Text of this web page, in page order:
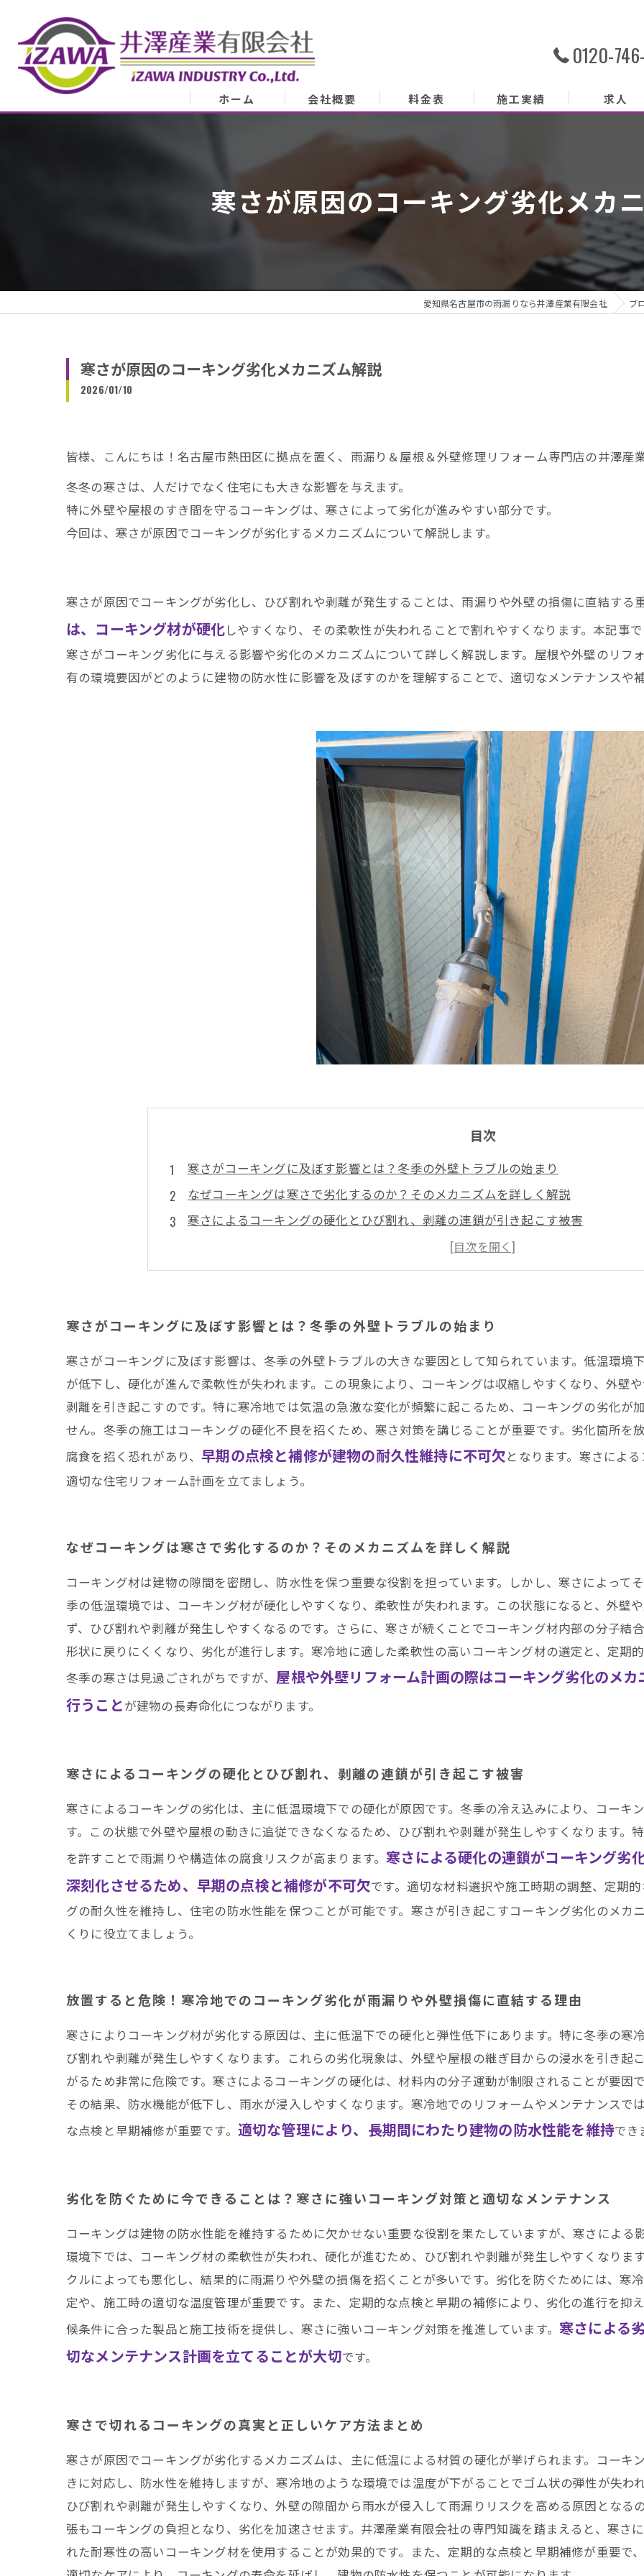
0120-
ホーム 会社概要
会社概要
代表あいさつ
アクセス
料金表 施工実績 求人
寒さが原因のコーキング劣化メカ
愛知県名古屋市の雨漏りなら井澤産業有限会社 ブ
寒さが原因のコーキング劣化メカニズム解説
2026/01/10
皆様、こんにちは！名古屋市熱田区に拠点を置く、雨漏り＆屋根＆外壁修理リフォーム専門店の井澤産
冬冬の寒さは、人だけでなく住宅にも大きな影響を与えます。
特に外壁や屋根のすき間を守るコーキングは、寒さによって劣化が進みやすい部分です。
今回は、寒さが原因でコーキングが劣化するメカニズムについて解説します。
寒さが原因でコーキングが劣化し、ひび割れや剥離が発生することは、雨漏りや外壁の損傷に直結する
は、コーキング材が硬化しやすくなり、その柔軟性が失われることで割れやすくなります。本記事
寒さがコーキング劣化に与える影響や劣化のメカニズムについて詳しく解説します。屋根や外壁のリフ
有の環境要因がどのように建物の防水性に影響を及ぼすのかを理解することで、適切なメンテナンスや
目次
寒さがコーキングに及ぼす影響とは？冬季の外壁トラブルの始まり
なぜコーキングは寒さで劣化するのか？そのメカニズムを詳しく解説
寒さによるコーキングの硬化とひび割れ、剥離の連鎖が引き起こす被害
放置すると危険！寒冷地でのコーキング劣化が雨漏りや外壁損傷に直結する理由
劣化を防ぐために今できることは？寒さに強いコーキング対策と適切なメンテナ
まとめ
寒さがコーキングに及ぼす影響とは？冬季の外壁トラブルの始まり
寒さがコーキングに及ぼす影響は、冬季の外壁トラブルの大きな要因として知られています。低温環境
が低下し、硬化が進んで柔軟性が失われます。この現象により、コーキングは収縮しやすくなり、外壁
剥離を引き起こすのです。特に寒冷地では気温の急激な変化が頻繁に起こるため、コーキングの劣化が
せん。冬季の施工はコーキングの硬化不良を招くため、寒さ対策を講じることが重要です。劣化箇所を
腐食を招く恐れがあり、早期の点検と補修が建物の耐久性維持に不可欠となります。寒さによ
適切な住宅リフォーム計画を立てましょう。
なぜコーキングは寒さで劣化するのか？そのメカニズムを詳しく解説
コーキング材は建物の隙間を密閉し、防水性を保つ重要な役割を担っています。しかし、寒さによって
季の低温環境では、コーキング材が硬化しやすくなり、柔軟性が失われます。この状態になると、外壁
ず、ひび割れや剥離が発生しやすくなるのです。さらに、寒さが続くことでコーキング材内部の分子結
形状に戻りにくくなり、劣化が進行します。寒冷地に適した柔軟性の高いコーキング材の選定と、定期
冬季の寒さは見過ごされがちですが、 屋根や外壁リフォーム計画の際はコーキング劣化のメ
行うことが建物の長寿命化につながります。
寒さによるコーキングの硬化とひび割れ、剥離の連鎖が引き起こす被害
寒さによるコーキングの劣化は、主に低温環境下での硬化が原因です。冬季の冷え込みにより、コーキ
す。この状態で外壁や屋根の動きに追従できなくなるため、ひび割れや剥離が発生しやすくなります。
を許すことで雨漏りや構造体の腐食リスクが高まります。寒さによる硬化の連鎖がコーキング劣
深刻化させるため、早期の点検と補修が不可欠です。適切な材料選択や施工時期の調整、定期
グの耐久性を維持し、住宅の防水性能を保つことが可能です。寒さが引き起こすコーキング劣化のメカ
くりに役立てましょう。
放置すると危険！寒冷地でのコーキング劣化が雨漏りや外壁損傷に直結する理由
寒さによりコーキング材が劣化する原因は、主に低温下での硬化と弾性低下にあります。特に冬季の寒
び割れや剥離が発生しやすくなります。これらの劣化現象は、外壁や屋根の継ぎ目からの浸水を引き起
がるため非常に危険です。寒さによるコーキングの硬化は、材料内の分子運動が制限されることが要因
その結果、防水機能が低下し、雨水が浸入しやすくなります。寒冷地でのリフォームやメンテナンスで
な点検と早期補修が重要です。 適切な管理により、長期間にわたり建物の防水性能を維持でき
劣化を防ぐために今できることは？寒さに強いコーキング対策と適切なメンテナンス
コーキングは建物の防水性能を維持するために欠かせない重要な役割を果たしていますが、寒さによる
環境下では、コーキング材の柔軟性が失われ、硬化が進むため、ひび割れや剥離が発生しやすくなりま
クルによっても悪化し、結果的に雨漏りや外壁の損傷を招くことが多いです。劣化を防ぐためには、寒
定や、施工時の適切な温度管理が重要です。また、定期的な点検と早期の補修により、劣化の進行を抑
候条件に合った製品と施工技術を提供し、寒さに強いコーキング対策を推進しています。寒さによる
切なメンテナンス計画を立てることが大切です。
寒さで切れるコーキングの真実と正しいケア方法まとめ
寒さが原因でコーキングが劣化するメカニズムは、主に低温による材質の硬化が挙げられます。コーキ
きに対応し、防水性を維持しますが、寒冷地のような環境では温度が下がることでゴム状の弾性が失わ
ひび割れや剥離が発生しやすくなり、外壁の隙間から雨水が侵入して雨漏りリスクを高める原因となる
張もコーキングの負担となり、劣化を加速させます。井澤産業有限会社の専門知識を踏まえると、寒さ
れた耐寒性の高いコーキング材を使用することが効果的です。また、定期的な点検と早期補修が重要で